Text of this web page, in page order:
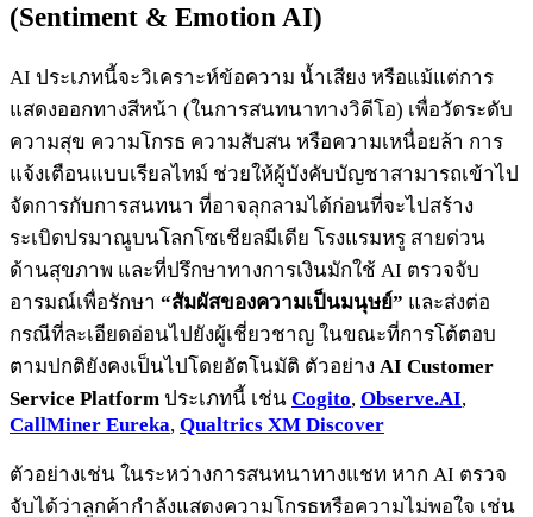
(Sentiment & Emotion AI)
AI ประเภทนี้จะวิเคราะห์ข้อความ น้ำเสียง หรือแม้แต่การ
แสดงออกทางสีหน้า (ในการสนทนาทางวิดีโอ) เพื่อวัดระดับ
ความสุข ความโกรธ ความสับสน หรือความเหนื่อยล้า การ
แจ้งเตือนแบบเรียลไทม์ ช่วยให้ผู้บังคับบัญชาสามารถเข้าไป
จัดการกับการสนทนา ที่อาจลุกลามได้ก่อนที่จะไปสร้าง
ระเบิดปรมาณูบนโลกโซเชียลมีเดีย โรงแรมหรู สายด่วน
ด้านสุขภาพ และที่ปรึกษาทางการเงินมักใช้ AI ตรวจจับ
อารมณ์เพื่อรักษา “สัมผัสของความเป็นมนุษย์” และส่งต่อ
กรณีที่ละเอียดอ่อนไปยังผู้เชี่ยวชาญ ในขณะที่การโต้ตอบ
ตามปกติยังคงเป็นไปโดยอัตโนมัติ ตัวอย่าง AI Customer
Service Platform ประเภทนี้ เช่น Cogito, Observe.AI,
CallMiner Eureka, Qualtrics XM Discover
ตัวอย่างเช่น ในระหว่างการสนทนาทางแชท หาก AI ตรวจ
จับได้ว่าลูกค้ากำลังแสดงความโกรธหรือความไม่พอใจ เช่น